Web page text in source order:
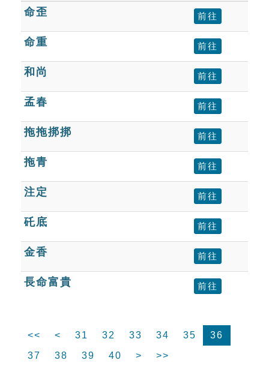
生命大百科索引
遊戲專區
教學應用
貓頭鷹博士
命歪 前往
命重 前往
和尚 前往
孟春 前往
拖拖挷挷 前往
拖青 前往
注定 前往
矺底 前往
金香 前往
長命富貴 前往
<< < 31 32 33 34 35
36
37
38 39 40 > >>